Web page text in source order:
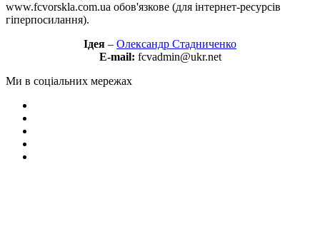
www.fcvorskla.com.ua обов'язкове (для інтернет-ресурсів
гіперпосилання).
Ідея – Олександр Стадниченко
E-mail: fcvadmin@ukr.net
Ми в соціальних мережах